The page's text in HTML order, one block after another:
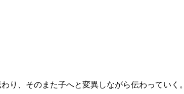
り、そのまた子へと変異しながら伝わっていく。